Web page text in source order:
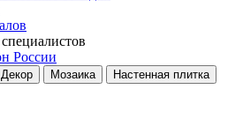
России
Декор Мозаика
Настенная плитка